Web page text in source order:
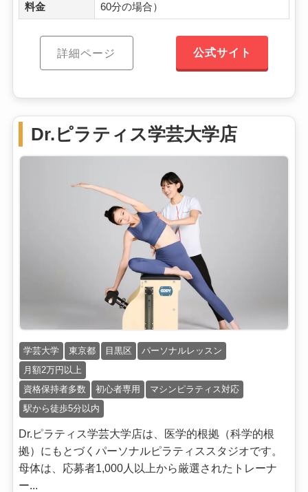
料金 60分の場合）
詳細ページ 公式サイト
Dr.ピラティス学芸大学店
学芸大学 東京都 目黒区
パーソナルレッスン
月額2万円以上
資格保持者多数
初心者専用
マシンピラティス対応
駅から徒歩5分以内
Dr.ピラティス学芸大学店は、医学的根拠（科学的根
拠）にもとづくパーソナルピラティススタジオです。
母体は、応募者1,000人以上から厳選されたトレーナ
ー...